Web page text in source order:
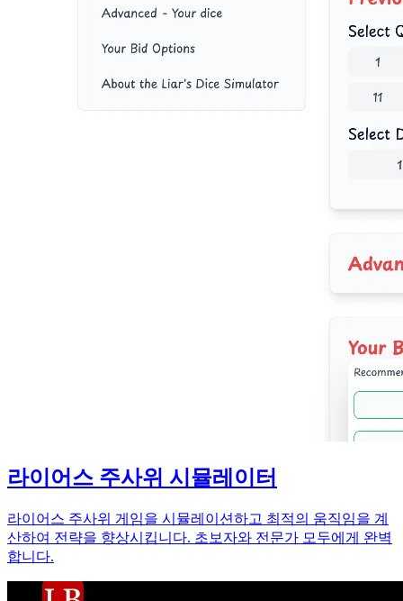
라이어스 주사위 시뮬레이터
라이어스 주사위 게임을 시뮬레이션하고 최적의 움직임을 계
산하여 전략을 향상시킵니다. 초보자와 전문가 모두에게 완벽
합니다.